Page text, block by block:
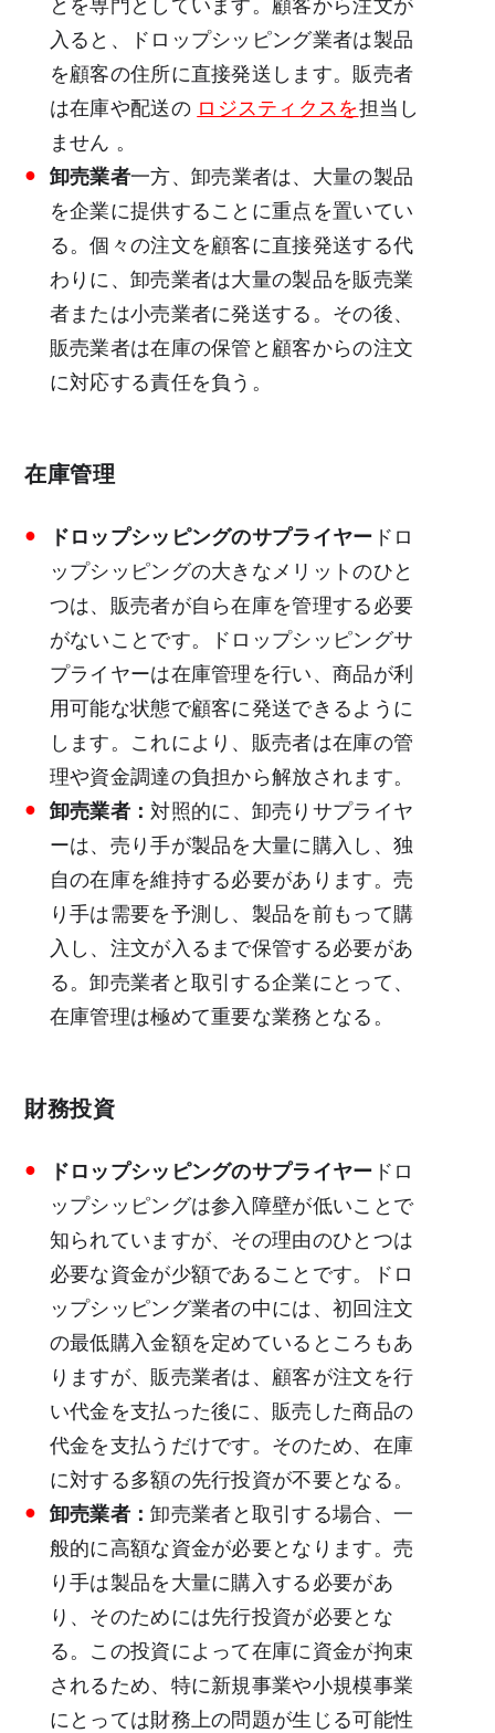
とを専門としています。顧客から注文が
入ると、ドロップシッピング業者は製品
を顧客の住所に直接発送します。販売者
は在庫や配送の ロジスティクスを担当し
ません 。
卸売業者一方、卸売業者は、大量の製品
を企業に提供することに重点を置いてい
る。個々の注文を顧客に直接発送する代
わりに、卸売業者は大量の製品を販売業
者または小売業者に発送する。その後、
販売業者は在庫の保管と顧客からの注文
に対応する責任を負う。
在庫管理
ドロップシッピングのサプライヤー ドロ
ップシッピングの大きなメリットのひと
つは、販売者が自ら在庫を管理する必要
がないことです。ドロップシッピングサ
プライヤーは在庫管理を行い、商品が利
用可能な状態で顧客に発送できるように
します。これにより、販売者は在庫の管
理や資金調達の負担から解放されます。
卸売業者： 対照的に、卸売りサプライヤ
ーは、売り手が製品を大量に購入し、独
自の在庫を維持する必要があります。売
り手は需要を予測し、製品を前もって購
入し、注文が入るまで保管する必要があ
る。卸売業者と取引する企業にとって、
在庫管理は極めて重要な業務となる。
財務投資
ドロップシッピングのサプライヤー ドロ
ップシッピングは参入障壁が低いことで
知られていますが、その理由のひとつは
必要な資金が少額であることです。ドロ
ップシッピング業者の中には、初回注文
の最低購入金額を定めているところもあ
りますが、販売業者は、顧客が注文を行
い代金を支払った後に、販売した商品の
代金を支払うだけです。そのため、在庫
に対する多額の先行投資が不要となる。
卸売業者：卸売業者と取引する場合、一
般的に高額な資金が必要となります。売
り手は製品を大量に購入する必要があ
り、そのためには先行投資が必要とな
る。この投資によって在庫に資金が拘束
されるため、特に新規事業や小規模事業
にとっては財務上の問題が生じる可能性